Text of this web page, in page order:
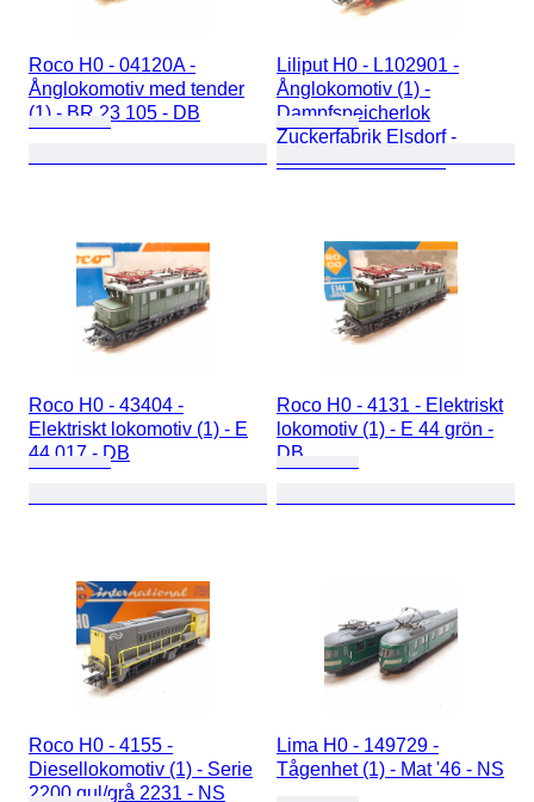
Roco H0 - 04120A -
Ånglokomotiv med tender
(1) - BR 23 105 - DB
Liliput H0 - L102901 -
Ånglokomotiv (1) -
Dampfspeicherlok
Zuckerfabrik Elsdorf -
Zuckerfabrik Elsdorf
Roco H0 - 43404 -
Elektriskt lokomotiv (1) - E
44 017 - DB
Roco H0 - 4131 - Elektriskt
lokomotiv (1) - E 44 grön -
DB
Roco H0 - 4155 -
Diesellokomotiv (1) - Serie
2200 gul/grå 2231 - NS
Lima H0 - 149729 -
Tågenhet (1) - Mat '46 - NS